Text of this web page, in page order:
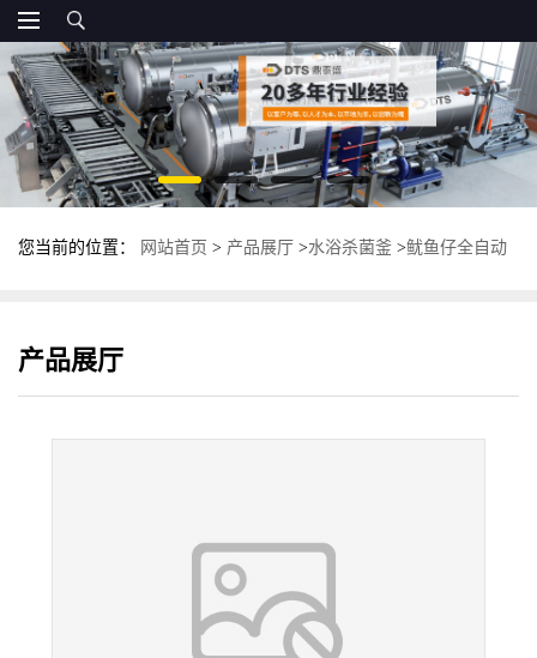
您当前的位置： 网站首页 > 产品展厅 >水浴杀菌釜 >鱿鱼仔全自动
产品展厅